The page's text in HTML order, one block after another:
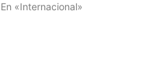
En «Internacional»